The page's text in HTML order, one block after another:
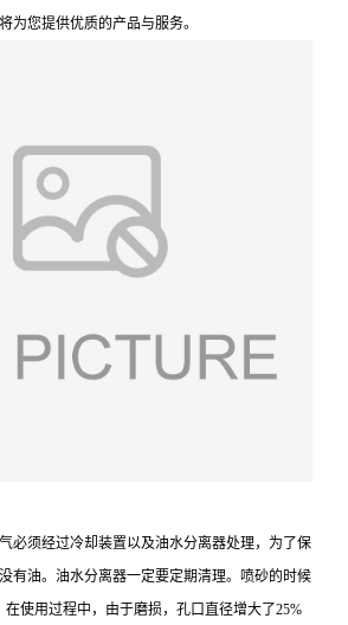
为您提供优质的产品与服务。
必须经过冷却装置以及油水分离器处理，为了保
有油。油水分离器一定要定期清理。喷砂的时候
在使用过程中，由于磨损，孔口直径增大了25%